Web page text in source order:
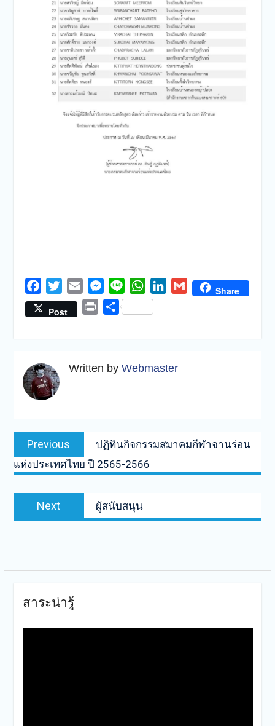
FacebookTwitterEmail Messenger
Line WhatsAppLinkedIn
Gmail Share
Post
Print Share
Written by Webmaster
แนะแนว
เรื่อง
Previous
Previous
post:
ปฏิทินกิจกรรมสมาคมกีฬาจานร่อน
แห่งประเทศไทย ปี 2565-2566
Next
Next
post:
ผู้สนับสนุน
สาระน่ารู้